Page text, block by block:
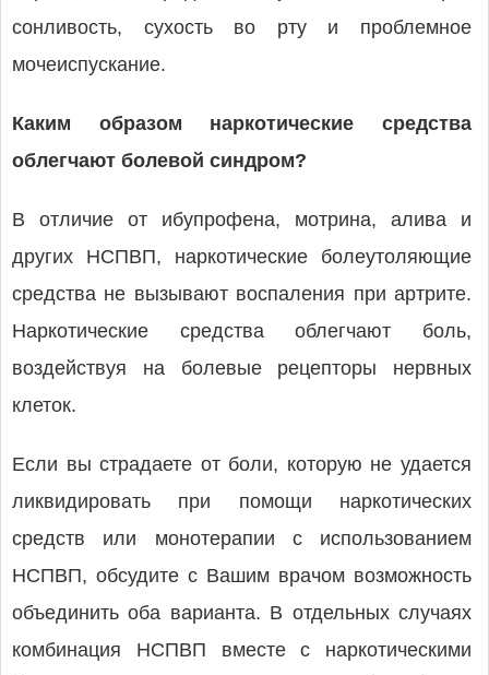
сонливость, сухость во рту и проблемное
мочеиспускание.
Каким образом наркотические средства
облегчают болевой синдром?
В отличие от ибупрофена, мотрина, алива и
других НСПВП, наркотические болеутоляющие
средства не вызывают воспаления при артрите.
Наркотические средства облегчают боль,
воздействуя на болевые рецепторы нервных
клеток.
Если вы страдаете от боли, которую не удается
ликвидировать при помощи наркотических
средств или монотерапии с использованием
НСПВП, обсудите с Вашим врачом возможность
объединить оба варианта. В отдельных случаях
комбинация НСПВП вместе с наркотическими